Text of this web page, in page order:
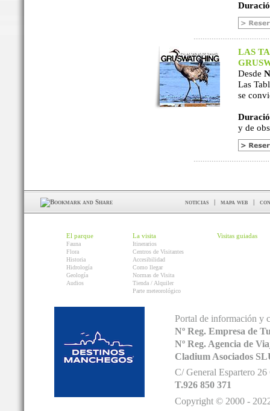
LAS
Desde
Las
se
y de
noticias | mapa web |
El parque
Fauna
Flora
Historia
Hidrología
Geología
Audios
La visita
Itinerarios
Centros de Visitantes
Accesibilidad
Como llegar
Normas de Visita
Tienda / Alquiler
Parte meteorológico
Visitas guiadas
Portal de información y
Nº Reg. Empresa de
Nº Reg. Agencia de
Cladium Asociados
C/ General Espartero
T.926 850 371
Copyright © 2000 -